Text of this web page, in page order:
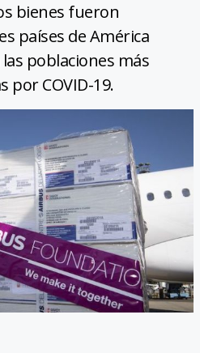
bienes fueron
países de América
poblaciones más
por COVID-19.